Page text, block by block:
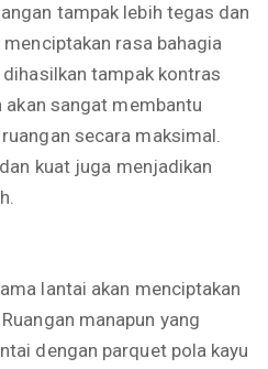
tampak lebih tegas dan
rasa bahagia
tampak kontras
akan sangat membantu
secara maksimal.
kuat juga menjadikan
lantai akan menciptakan
manapun yang
dengan parquet pola kayu